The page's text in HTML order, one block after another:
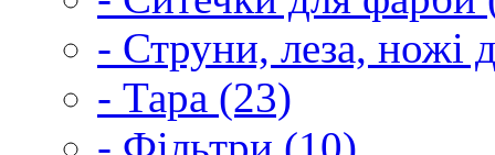
- Струни, леза, ножі
- Тара (23)